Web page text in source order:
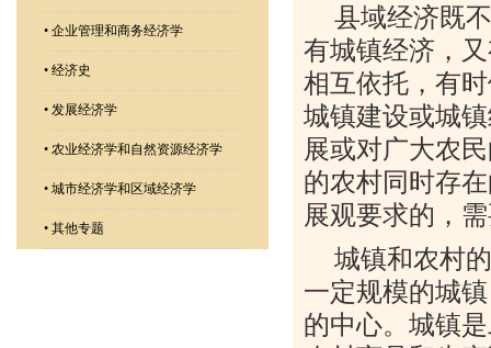
• 企业管理和商务经济学
• 经济史
• 发展经济学
• 农业经济学和自然资源经济学
• 城市经济学和区域经济学
• 其他专题
县域经济既
有城镇经济，
相互依托，有
城镇建设或城
展或对广大农
的农村同时存
展观要求的，
城镇和农村
一定规模的城
的中心。城镇